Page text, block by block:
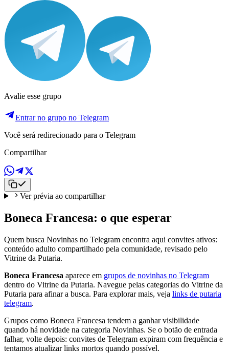
Avalie esse grupo
Entrar no grupo no Telegram
Você será redirecionado para o Telegram
Compartilhar
Ver prévia ao compartilhar
Boneca Francesa: o que esperar
Quem busca Novinhas no Telegram encontra aqui convites ativos:
conteúdo adulto compartilhado pela comunidade, revisado pelo
Vitrine da Putaria.
Boneca Francesa aparece em grupos de novinhas no Telegram
dentro do Vitrine da Putaria. Navegue pelas categorias do Vitrine da
Putaria para afinar a busca. Para explorar mais, veja links de putaria
telegram.
Grupos como Boneca Francesa tendem a ganhar visibilidade
quando há novidade na categoria Novinhas. Se o botão de entrada
falhar, volte depois: convites de Telegram expiram com frequência e
tentamos atualizar links mortos quando possível.